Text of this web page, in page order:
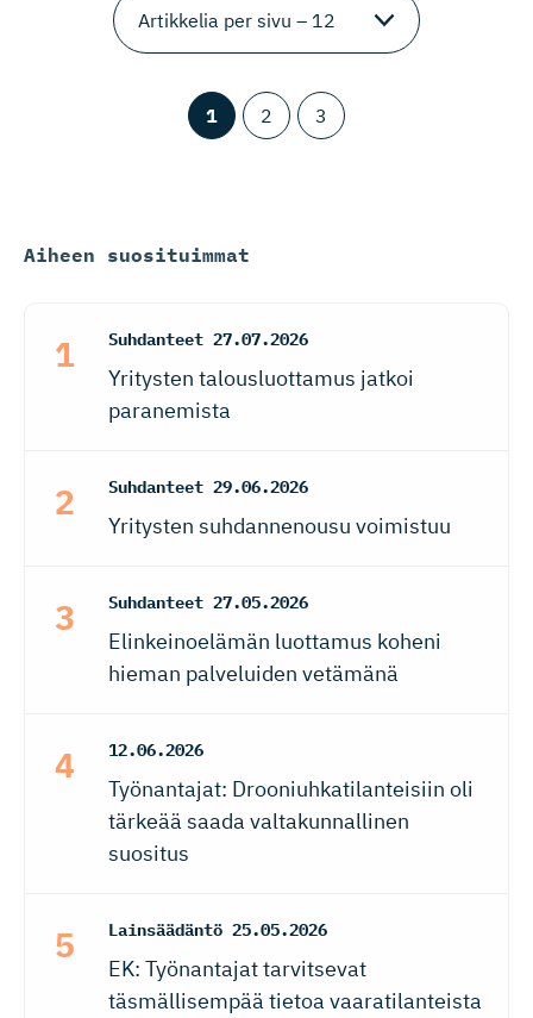
1 2 3
Aiheen suosituimmat
Suhdanteet 27.07.2026
Yritysten talousluottamus jatkoi
paranemista
Suhdanteet 29.06.2026
Yritysten suhdannenousu voimistuu
Suhdanteet 27.05.2026
Elinkeinoelämän luottamus koheni
hieman palveluiden vetämänä
12.06.2026
Työnantajat: Drooniuhkatilanteisiin oli
tärkeää saada valtakunnallinen
suositus
Lainsäädäntö 25.05.2026
EK: Työnantajat tarvitsevat
täsmällisempää tietoa vaaratilanteista